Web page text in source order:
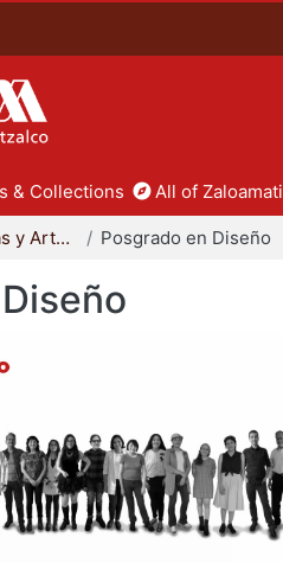
& Collections All of Zaloamati
División de Ciencias y Artes para el Diseño Posgrado en Diseño